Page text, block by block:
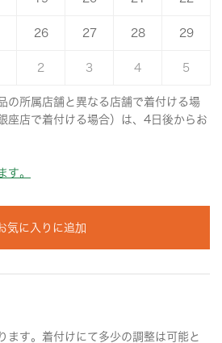
26 27 28 29
2 3 4 5
の所属店舗と異なる店舗で着付ける場
座店で着付ける場合）は、4日後からお
す。
気に入りに追加
ます。着付けにて多少の調整は可能と